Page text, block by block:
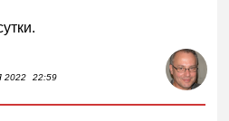
2022 22:59